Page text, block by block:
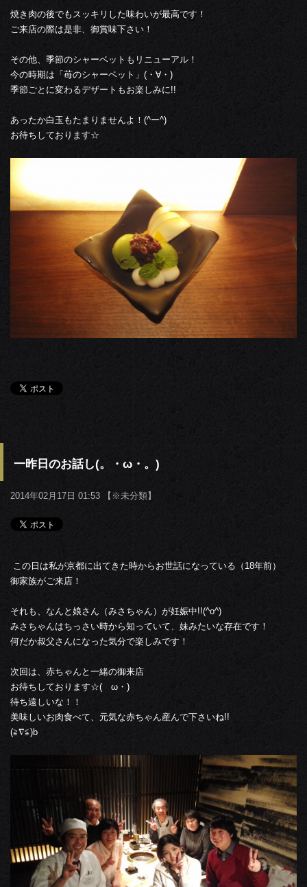
焼き肉の後でもスッキリした味わいが最高です！
ご来店の際は是非、御賞味下さい！
その他、季節のシャーベットもリニューアル！
今の時期は「苺のシャーベット」(・∀・)
季節ごとに変わるデザートもお楽しみに!!
あったか白玉もたまりませんよ！(^ー^)
お待ちしております☆
一昨日のお話し(。・ω・。)
2014年02月17日 01:53 【 ※未分類】
この日は私が京都に出てきた時からお世話になっている（18年前）
御家族がご来店！
それも、なんと娘さん（みさちゃん）が妊娠中!!(^o^)
みさちゃんはちっさい時から知っていて、妹みたいな存在です！
何だか叔父さんになった気分で楽しみです！
次回は、赤ちゃんと一緒の御来店
お待ちしております☆(ゝω・)
待ち遠しいな！！
美味しいお肉食べて、元気な赤ちゃん産んで下さいね!!
(≧∇≦)b